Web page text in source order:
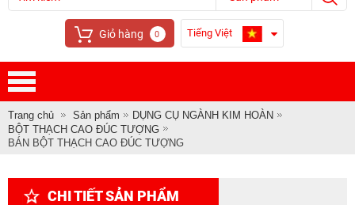
Giỏ hàng 0 Tiếng Việt
Trang chủ Sản phẩm
DỤNG CỤ NGÀNH KIM HOÀN
BỘT THẠCH CAO ĐÚC TƯỢNG
BÁN BỘT THẠCH CAO ĐÚC TƯỢNG
CHI TIẾT SẢN PHẨM